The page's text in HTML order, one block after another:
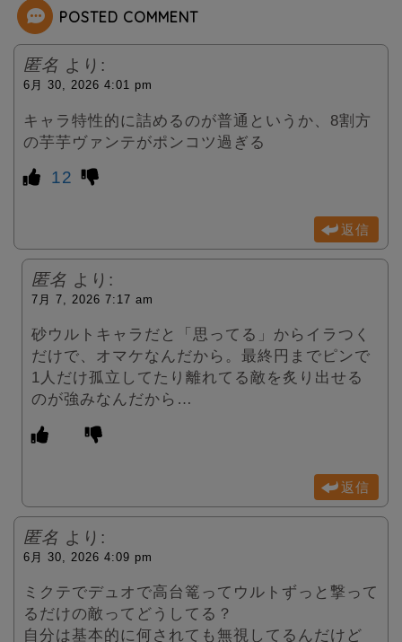
r
POSTED COMMENT
匿名 より:
6月 30, 2026 4:01 pm
キャラ特性的に詰めるのが普通というか、8割方
の芋芋ヴァンテがポンコツ過ぎる
12
返信
匿名 より:
7月 7, 2026 7:17 am
砂ウルトキャラだと「思ってる」からイラつく
だけで、オマケなんだから。最終円までピンで
1人だけ孤立してたり離れてる敵を炙り出せる
のが強みなんだから…
返信
匿名 より:
6月 30, 2026 4:09 pm
ミクテでデュオで高台篭ってウルトずっと撃って
るだけの敵ってどうしてる？
自分は基本的に何されても無視してるんだけど